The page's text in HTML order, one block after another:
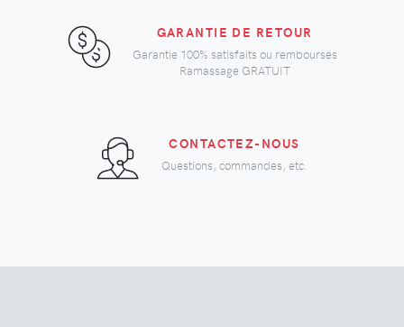
GARANTIE DE RETOUR
Garantie 100% satisfaits ou remboursés
Ramassage GRATUIT
CONTACTEZ-NOUS
Questions, commandes, etc.